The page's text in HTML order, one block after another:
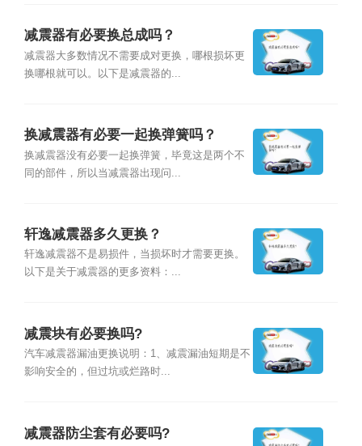
减震器有必要换总成吗？
减震器大多数情况不需要成对更换，哪根损坏更
换哪根就可以。以下是减震器的...
换减震器有必要一起换弹簧吗？
换减震器没有必要一起换弹簧，毕竟这是两个不
同的部件，所以当减震器出现问...
轩逸减震器多久更换？
轩逸减震器不是易损件，当损坏时才需要更换。
以下是关于减震器的更多资料：...
减震块有必要换吗?
汽车减震器漏油更换说明：1、减震漏油短期是不
影响安全的，但过坑或烂路时...
减震器防尘套有必要吗?